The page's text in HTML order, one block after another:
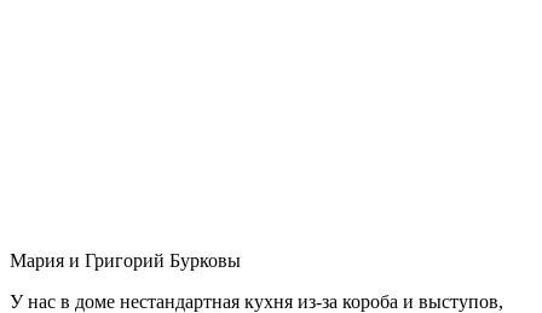
Мария и Григорий Бурковы
У нас в доме нестандартная кухня из-за короба и выступов,